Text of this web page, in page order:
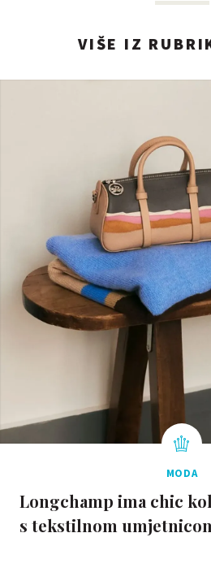
VIŠE IZ
MODA
Longchamp ima chic
s tekstilnom